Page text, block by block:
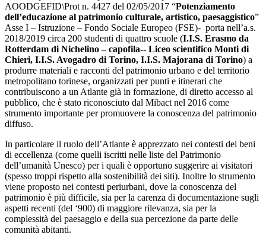
AOODGEFID\Prot n. 4427 del 02/05/2017 “Potenziamento
dell’educazione al patrimonio culturale, artistico, paesaggistico”
Asse I – Istruzione – Fondo Sociale Europeo (FSE)- porta nell’a.s.
2018/2019 circa 200 studenti di quattro scuole (I.I.S. Erasmo da
Rotterdam di Nichelino – capofila-- Liceo scientifico Monti di
Chieri, I.I.S. Avogadro di Torino, I.I.S. Majorana di Torino) a
produrre materiali e racconti del patrimonio urbano e del territorio
metropolitano torinese, organizzati per punti e itinerari che
contribuiscono a un Atlante già in formazione, di diretto accesso al
pubblico, che è stato riconosciuto dal Mibact nel 2016 come
strumento importante per promuovere la conoscenza del patrimonio
diffuso.
In particolare il ruolo dell’Atlante è apprezzato nei contesti dei beni
di eccellenza (come quelli iscritti nelle liste del Patrimonio
dell’umanità Unesco) per i quali è opportuno suggerire ai visitatori
(spesso troppi rispetto alla sostenibilità dei siti). Inoltre lo strumento
viene proposto nei contesti periurbani, dove la conoscenza del
patrimonio è più difficile, sia per la carenza di documentazione sugli
aspetti recenti (del ‘900) di maggiore rilevanza, sia per la
complessità del paesaggio e della sua percezione da parte delle
comunità abitanti.